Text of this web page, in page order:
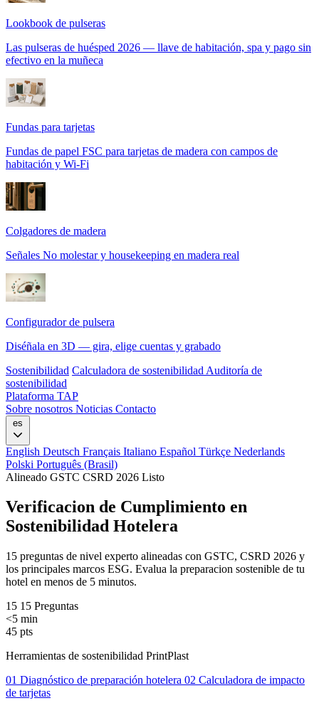
Lookbook de pulseras
Las pulseras de huésped 2026 — llave de habitación, spa y pago sin
efectivo en la muñeca
Fundas para tarjetas
Fundas de papel FSC para tarjetas de madera con campos de
habitación y Wi-Fi
Colgadores de madera
Señales No molestar y housekeeping en madera real
Configurador de pulsera
Diséñala en 3D — gira, elige cuentas y grabado
Sostenibilidad Calculadora de sostenibilidad Auditoría de
sostenibilidad
Plataforma TAP
Sobre nosotros Noticias Contacto
es
English Deutsch Français Italiano Español Türkçe Nederlands
Polski Português (Brasil)
Alineado GSTC CSRD 2026 Listo
Verificacion de Cumplimiento en
Sostenibilidad Hotelera
15 preguntas de nivel experto alineadas con GSTC, CSRD 2026 y
los principales marcos ESG. Evalua la preparacion sostenible de tu
hotel en menos de 5 minutos.
15 15 Preguntas
<5 min
45 pts
Herramientas de sostenibilidad PrintPlast
01 Diagnóstico de preparación hotelera 02 Calculadora de impacto
de tarjetas